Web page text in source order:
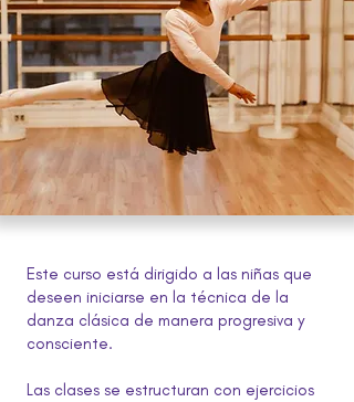
Este curso está dirigido a las niñas que
deseen iniciarse en la técnica de la
danza clásica de manera progresiva y
consciente.
Las clases se estructuran con ejercicios